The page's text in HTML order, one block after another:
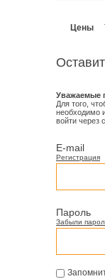
Цены
Уважаемые
Для того,
необходимо
войти через
E-mail
Регистрация
Пароль
Забыли